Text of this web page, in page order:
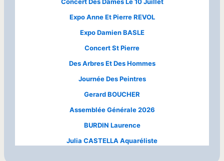
Concert Des Dâmes Le 10 Juillet
Expo Anne Et Pierre REVOL
Expo Damien BASLE
Concert St Pierre
Des Arbres Et Des Hommes
Journée Des Peintres
Gerard BOUCHER
Assemblée Générale 2026
BURDIN Laurence
Julia CASTELLA Aquaréliste